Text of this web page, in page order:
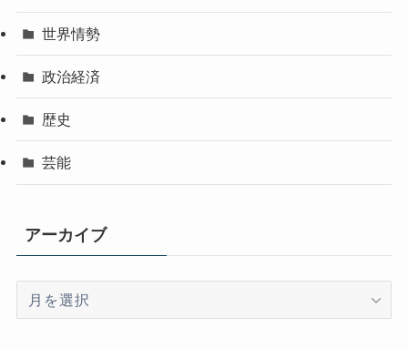
世界情勢
政治経済
歴史
芸能
アーカイブ